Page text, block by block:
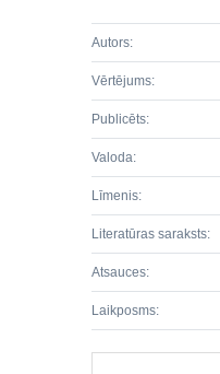
Autors:
Vērtējums:
Publicēts:
Valoda:
Līmenis:
Literatūras saraksts:
Atsauces:
Laikposms: